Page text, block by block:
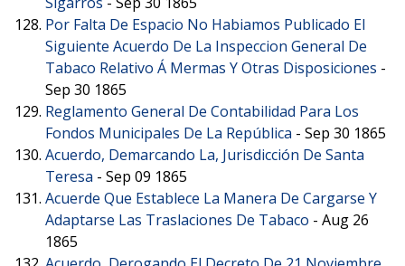
Por Falta De Espacio No Habiamos Publicado El
Siguiente Acuerdo De La Inspeccion General De
Tabaco Relativo Á Mermas Y Otras Disposiciones -
Sep 30 1865
Reglamento General De Contabilidad Para Los
Fondos Municipales De La República - Sep 30 1865
Acuerdo, Demarcando La, Jurisdicción De Santa
Teresa - Sep 09 1865
Acuerde Que Establece La Manera De Cargarse Y
Adaptarse Las Traslaciones De Tabaco - Aug 26
1865